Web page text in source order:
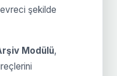
şekilde
Modülü,